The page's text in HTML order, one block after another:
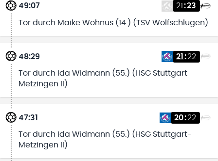
49:07 21 :23
Tor durch Maike Wohnus (14.) (TSV Wolfschlugen)
48:29 21 :22
Tor durch Ida Widmann (55.) (HSG Stuttgart-
Metzingen II)
47:31 20:22
Tor durch Ida Widmann (55.) (HSG Stuttgart-
Metzingen II)